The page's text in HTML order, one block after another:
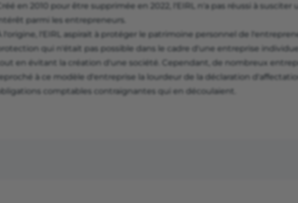
en 2010 pour être supprimée en 2022, l'EIRL n'a pas réussi à susciter
parmi les entrepreneurs.
l'origine, l'EIRL aspirait à protéger le patrimoine personnel de
qui n'était pas possible dans le cadre d'une entreprise
en évitant la création d'une société. Cependant, de nombreux
à ce modèle d'entreprise la lourdeur de la déclaration
comptables contraignantes qui en découlaient.